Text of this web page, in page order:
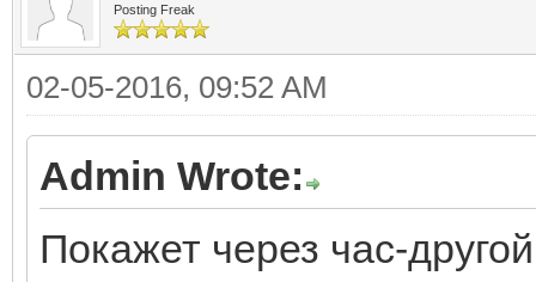
Posting Freak
02-05-2016, 09:52 AM
Admin Wrote:
Покажет через час-